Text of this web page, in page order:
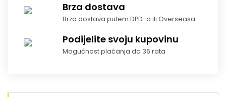
Brza dostava
Brza dostava putem DPD-a ili Overseasa
Podijelite svoju kupovinu
Mogućnost plaćanja do 36 rata